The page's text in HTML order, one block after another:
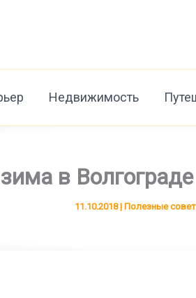
Недвижимость
в
11.10.2018| Полезные